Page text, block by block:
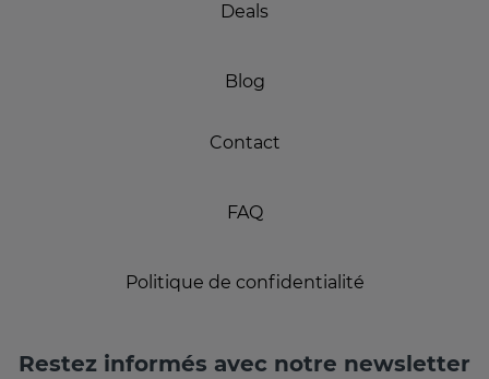
Deals
Blog
Contact
FAQ
Politique de confidentialité
Restez informés avec notre newsletter